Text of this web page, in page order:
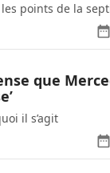
points de la
que
il s’agit